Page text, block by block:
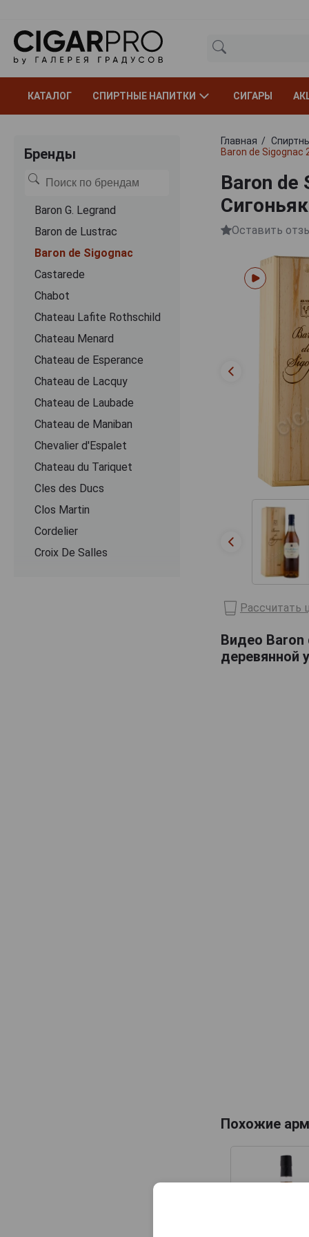
КАТАЛОГ СПИРТНЫЕ НАПИТКИ СИГАРЫ
Бренды
Baron G. Legrand
Baron de Lustrac
Baron de Sigognac
Castarede
Chabot
Chateau Lafite Rothschild
Chateau Menard
Chateau de Esperance
Chateau de Lacquy
Chateau de Laubade
Chateau de Maniban
Chevalier d'Espalet
Chаteau du Tariquet
Cles des Ducs
Clos Martin
Cordelier
Croix De Salles
Главная
Baron de Sigognac
Baron de
Оставить
Рассчитать
Видео Baron
деревянной
Похожие